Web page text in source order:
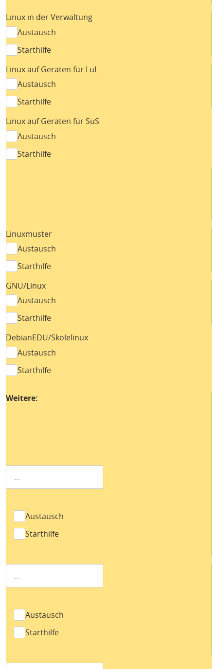
Linux in der Verwaltung
Austausch
Starthilfe
Linux auf Geräten für LuL
Austausch
Starthilfe
Linux auf Geräten für SuS
Austausch
Starthilfe
Linuxmuster
Austausch
Starthilfe
GNU/Linux
Austausch
Starthilfe
DebianEDU/Skolelinux
Austausch
Starthilfe
Weitere:
Austausch
Starthilfe
Austausch
Starthilfe